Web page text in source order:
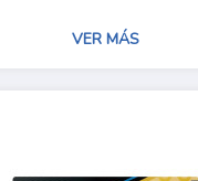
VER MÁS